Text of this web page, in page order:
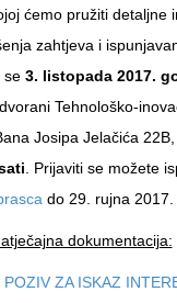
ćemo pružiti detaljne
zahtjeva i
se 3. listopada 2017.
Tehnološko-
Josipa Jelačića
. Prijaviti se možete
do 29. rujna 2017.
dokumentacija:
POZIV ZA ISKAZ